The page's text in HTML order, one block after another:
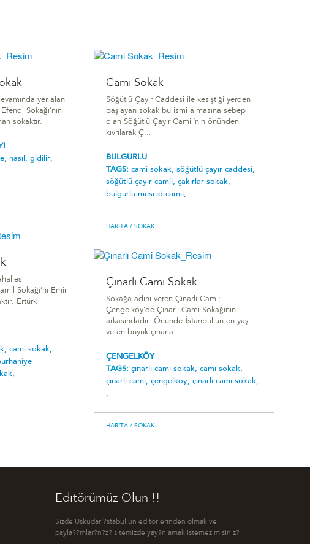
yer alan
Sokağı’nın
sokaktır.
nasıl, gidilir,
Cami Sokak
Söğütlü Çayır Caddesi ile kesiştiği yerden
başlayan sokak bu ismi almasına sebep
olan Söğütlü Çayır Camii’nin önünden
kıvrılarak Ç...
BULGURLU
TAGS: cami sokak, söğütlü çayır caddesi,
söğütlü çayır camii, çakırlar sokak,
bulgurlu mescid camii,
HARITA / SOKAK
Sokağı’nı Emir
Ertürk
cami sokak,
Çınarlı Cami Sokak
Sokağa adını veren Çınarlı Cami;
Çengelköy’de Çınarlı Cami Sokağının
arkasındadır. Önünde İstanbul’un en yaşlı
ve en büyük çınarla...
ÇENGELKÖY
TAGS: çınarlı cami sokak, cami sokak,
çınarlı cami, çengelköy, çınarlı cami sokak,
,
HARITA / SOKAK
Editörümüz Olun !!
Sizde Üsküdar ?stabul'un editörlerinden olmak ve
payla??mlar?n?z? sitemizde yay?nlamak istemez misiniz?